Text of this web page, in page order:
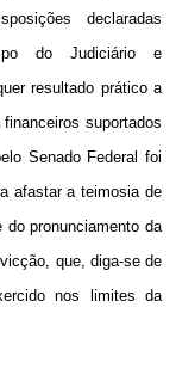
declaradas
do Judiciário e
resultado prático a
suportados
Senado Federal foi
afastar a teimosia de
pronunciamento da
que, diga-se de
nos limites da